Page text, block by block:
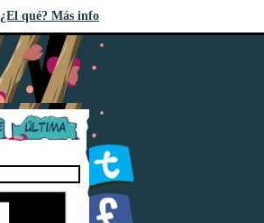
¿El qué? Más info